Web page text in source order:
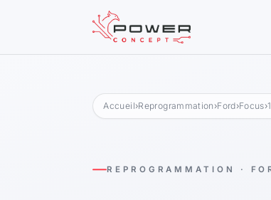
Accueil›Reprogrammation ›Ford›Focus›
REPROGRAMMATION ·